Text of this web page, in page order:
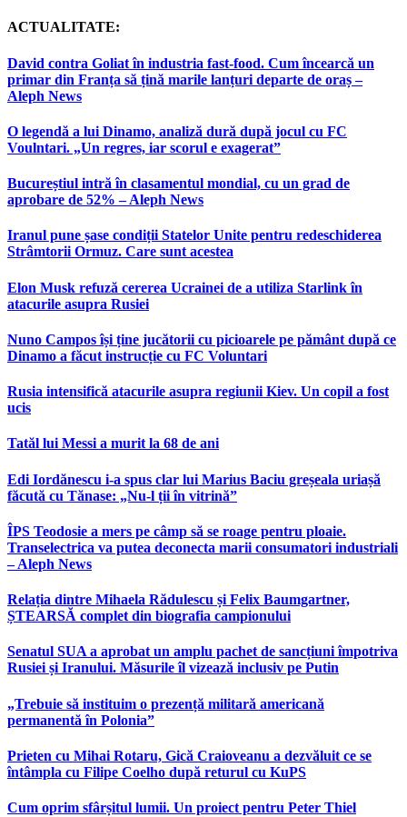
ACTUALITATE:
David contra Goliat în industria fast-food. Cum încearcă un
primar din Franța să țină marile lanțuri departe de oraș –
Aleph News
O legendă a lui Dinamo, analiză dură după jocul cu FC
Voulntari. „Un regres, iar scorul e exagerat”
Bucureștiul intră în clasamentul mondial, cu un grad de
aprobare de 52% – Aleph News
Iranul pune șase condiții Statelor Unite pentru redeschiderea
Strâmtorii Ormuz. Care sunt acestea
Elon Musk refuză cererea Ucrainei de a utiliza Starlink în
atacurile asupra Rusiei
Nuno Campos își ține jucătorii cu picioarele pe pământ după ce
Dinamo a făcut instrucție cu FC Voluntari
Rusia intensifică atacurile asupra regiunii Kiev. Un copil a fost
ucis
Tatăl lui Messi a murit la 68 de ani
Edi Iordănescu i-a spus clar lui Marius Baciu greșeala uriașă
făcută cu Tănase: „Nu-l ții în vitrină”
ÎPS Teodosie a mers pe câmp să se roage pentru ploaie.
Transelectrica va putea deconecta marii consumatori industriali
– Aleph News
Relația dintre Mihaela Rădulescu și Felix Baumgartner,
ȘTEARSĂ complet din biografia campionului
Senatul SUA a aprobat un amplu pachet de sancțiuni împotriva
Rusiei și Iranului. Măsurile îl vizează inclusiv pe Putin
„Trebuie să instituim o prezență militară americană
permanentă în Polonia”
Prieten cu Mihai Rotaru, Gică Craioveanu a dezvăluit ce se
întâmpla cu Filipe Coelho după returul cu KuPS
Cum oprim sfârșitul lumii. Un proiect pentru Peter Thiel